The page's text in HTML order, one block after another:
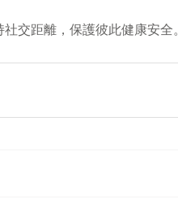
交距離，保護彼此健康安全。